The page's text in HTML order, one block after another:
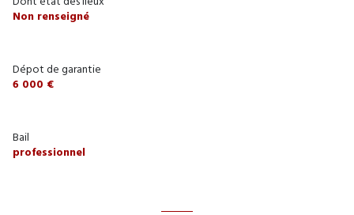
Non renseigné
Dépot de garantie
6 000 €
Bail
professionnel